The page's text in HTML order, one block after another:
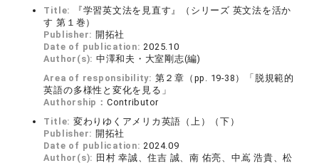
Title:
『学習英文法を見直す』（シリーズ 英文法を活か
す 第１巻）
Publisher: 開拓社
Date of publication:2025.10
Author(s): 中澤和夫・大室剛志(編)
Area of responsibility: 第２章（pp. 19-38）「脱規範的
英語の多様性と変化を見る」
Authorship： Contributor
Title: 変わりゆくアメリカ英語（上）（下）
Publisher: 開拓社
Date of publication:2024.09
Author(s): 田村 幸誠、住吉 誠、南 佑亮、中嶌 浩貴、松